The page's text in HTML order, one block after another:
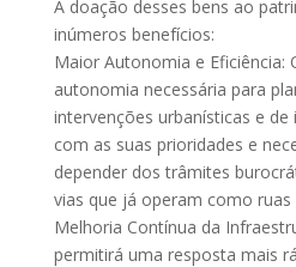
A doação desses bens ao
inúmeros benefícios:
Maior Autonomia e Eficiência:
autonomia necessária para
intervenções urbanísticas e
com as suas prioridades e
depender dos trâmites
vias que já operam como ruas
Melhoria Contínua da
permitirá uma resposta mais